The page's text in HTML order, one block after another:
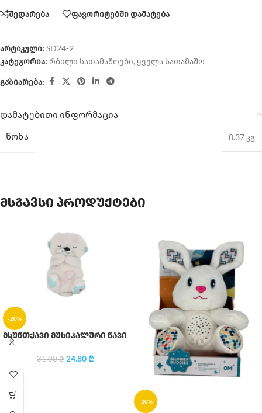
შედარება ფავორიტებში დამატება
არტიკული: SD24-2
კატეგორია: რბილი სათამაშოები, ყველა სათამაშო
გაზიარება:
დამატებითი ინფორმაცია
ᲬᲝᲜᲐ
0.37 კგ
მსგავსი პროდუქტები
-20%
მსუნთქავი მუსიკალური წავი
31.00₾ 24.80₾
-20%